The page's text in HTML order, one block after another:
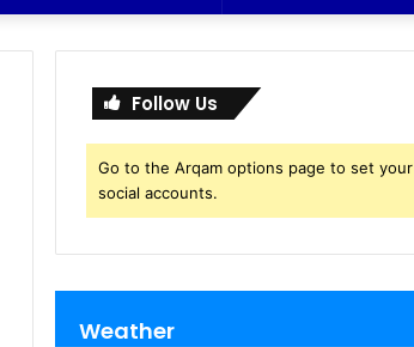
Follow Us
Go to the Arqam options page to set your
social accounts.
Weather